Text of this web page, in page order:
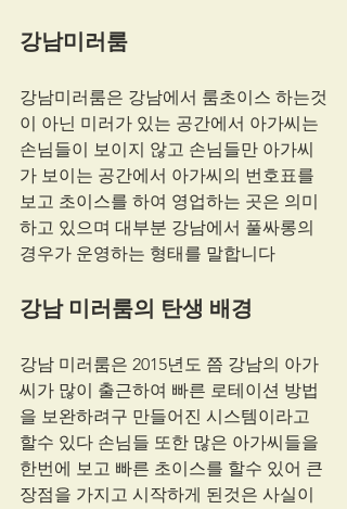
강남미러룸
강남미러룸은 강남에서 룸초이스 하는것
이 아닌 미러가 있는 공간에서 아가씨는
손님들이 보이지 않고 손님들만 아가씨
가 보이는 공간에서 아가씨의 번호표를
보고 초이스를 하여 영업하는 곳은 의미
하고 있으며 대부분 강남에서 풀싸롱의
경우가 운영하는 형태를 말합니다
강남 미러룸의 탄생 배경
강남 미러룸은 2015년도 쯤 강남의 아가
씨가 많이 출근하여 빠른 로테이션 방법
을 보완하려구 만들어진 시스템이라고
할수 있다 손님들 또한 많은 아가씨들을
한번에 보고 빠른 초이스를 할수 있어 큰
장점을 가지고 시작하게 된것은 사실이